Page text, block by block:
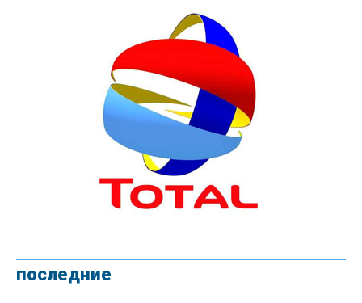
последние